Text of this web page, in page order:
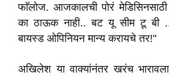
फाॅलोज. आजकालची पोरं
का ठाऊक नाही.. बट यू सीम टू बी
बायस्ड ओपिनियन मान्य करायचे तर!"
अखिलेश या वाक्यांनंतर खरंच